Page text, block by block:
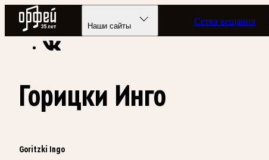
Радио Орфей
Наши сайты Сетка вещания
Радио классической музыки «Орфей» Энциклопедия
Горицки Инго
Goritzki Ingo